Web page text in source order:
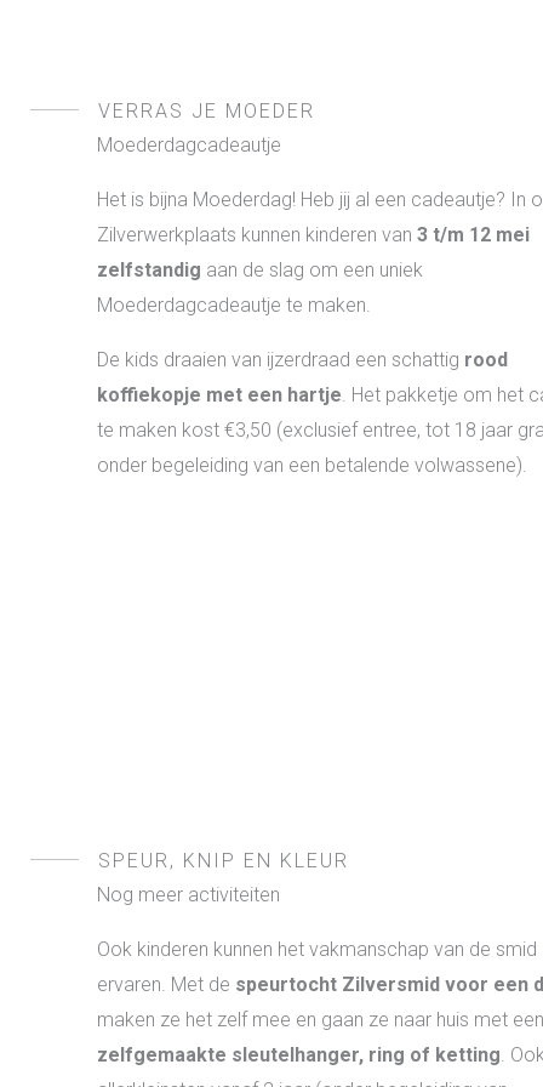
VERRAS JE MOEDER
Moederdagcadeautje
Het is bijna Moederdag! Heb jij al een cadeautje? In
Zilverwerkplaats kunnen kinderen van 3 t/m 12 mei
zelfstandig aan de slag om een uniek
Moederdagcadeautje te maken.
De kids draaien van ijzerdraad een schattig rood
koffiekopje met een hartje. Het pakketje om het
te maken kost €3,50 (exclusief entree, tot 18 jaar
onder begeleiding van een betalende volwassene).
SPEUR, KNIP EN KLEUR
Nog meer activiteiten
Ook kinderen kunnen het vakmanschap van de smid
ervaren. Met de speurtocht Zilversmid voor een
maken ze het zelf mee en gaan ze naar huis met een
zelfgemaakte sleutelhanger, ring of ketting.